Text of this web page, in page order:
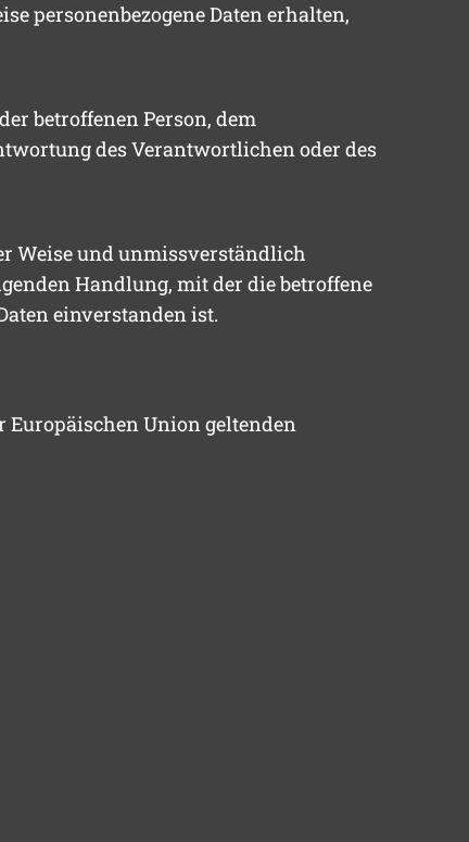
personenbezogene Daten erhalten,
betroffenen Person, dem
des Verantwortlichen oder des
Weise und unmissverständlich
Handlung, mit der die betroffene
einverstanden ist.
Union geltenden